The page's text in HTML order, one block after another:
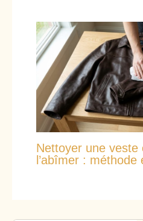
Nettoyer une veste
l’abîmer : méthode